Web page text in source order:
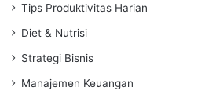
Tips Produktivitas Harian
Diet & Nutrisi
Strategi Bisnis
Manajemen Keuangan